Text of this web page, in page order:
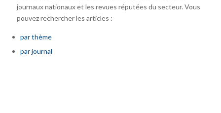
journaux nationaux et les revues réputées du secteur. Vous
pouvez rechercher les articles :
par thème
par journal